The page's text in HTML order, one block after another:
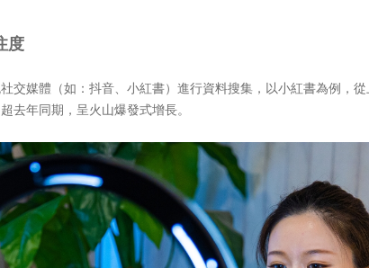
度
交媒體（如：抖音、小紅書）進行資料搜集，以小紅書為例，
去年同期，呈火山爆發式增長。